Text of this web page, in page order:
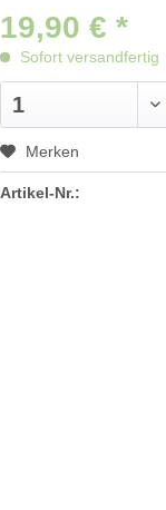
19,90 € *
Sofort versandfertig
Merken
Artikel-Nr.: